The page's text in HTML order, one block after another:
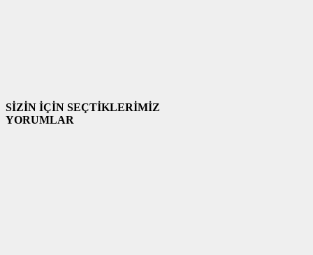
SİZİN İÇİN SEÇTİKLERİMİZ
YORUMLAR